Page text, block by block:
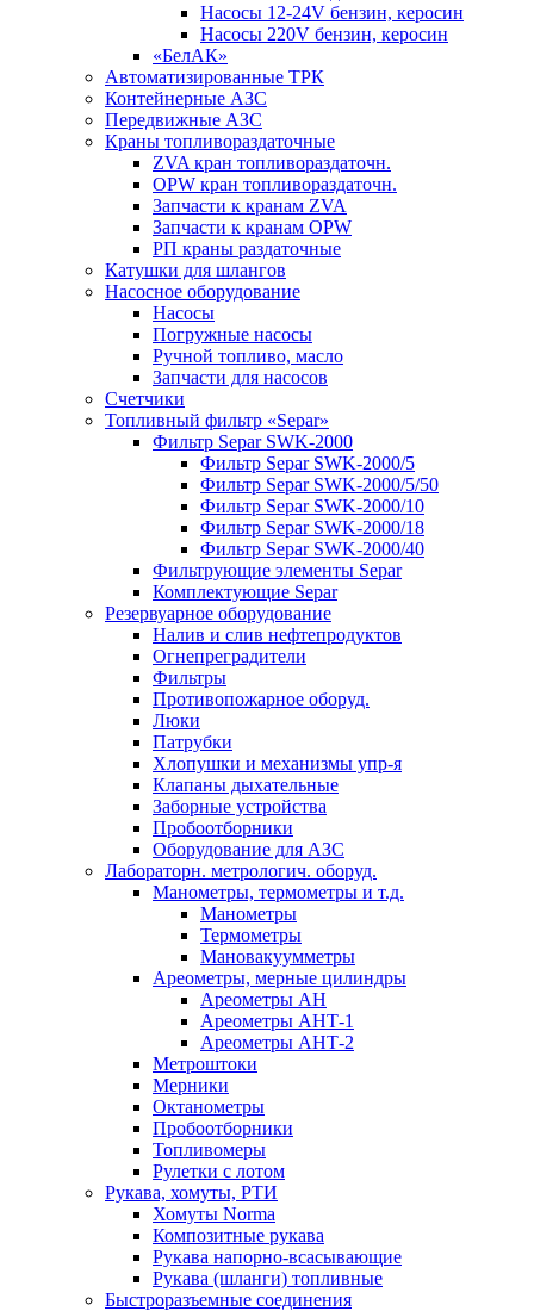
Насосы 12-24V бензин, керосин
Насосы 220V бензин, керосин
«БелАК»
Автоматизированные ТРК
Контейнерные АЗС
Передвижные АЗС
Краны топливораздаточные
ZVA кран топливораздаточн.
OPW кран топливораздаточн.
Запчасти к кранам ZVA
Запчасти к кранам OPW
РП краны раздаточные
Катушки для шлангов
Насосное оборудование
Насосы
Погружные насосы
Ручной топливо, масло
Запчасти для насосов
Счетчики
Топливный фильтр «Separ»
Фильтр Separ SWK-2000
Фильтр Separ SWK-2000/5
Фильтр Separ SWK-2000/5/50
Фильтр Separ SWK-2000/10
Фильтр Separ SWK-2000/18
Фильтр Separ SWK-2000/40
Фильтрующие элементы Separ
Комплектующие Separ
Резервуарное оборудование
Налив и слив нефтепродуктов
Огнепреградители
Фильтры
Противопожарное оборуд.
Люки
Патрубки
Хлопушки и механизмы упр-я
Клапаны дыхательные
Заборные устройства
Пробоотборники
Оборудование для АЗС
Лабораторн. метрологич. оборуд.
Манометры, термометры и т.д.
Манометры
Термометры
Мановакуумметры
Ареометры, мерные цилиндры
Ареометры АН
Ареометры АНТ-1
Ареометры АНТ-2
Метроштоки
Мерники
Октанометры
Пробоотборники
Топливомеры
Рулетки с лотом
Рукава, хомуты, РТИ
Хомуты Norma
Композитные рукава
Рукава напорно-всасывающие
Рукава (шланги) топливные
Быстроразъемные соединения